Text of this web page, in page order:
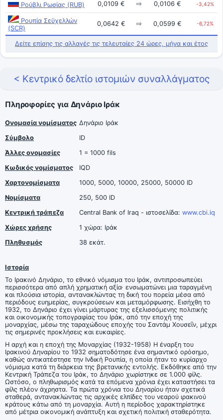
Ρούβλι Ρωσίας (RUB) 0,0109 € ⇨ 0,0106 € -3,42%
Ρουπία Σεϋχελλών
(SCR)
0,0642 € ⇨ 0,0599 € -6,72%
Δείτε επίσης τις αλλαγές τις τελευταίες 24 ώρες, μήνα και έτος
< Κεντρικό δελτίο ιστομιών συναλλάγματος
Πληροφορίες για Δηνάριο Ιράκ
Ονομασία νομίσματος Δηνάριο Ιράκ
Σύμβολο
ID
Άλλες ονομασίες
1 = 1000 fils
Κωδικός νομίσματος
IQD
Χαρτονομίσματα
1000, 5000, 10000, 25000, 50000 ID
Νομίσματα
250, 500 ID
Κεντρική τράπεζα
Central Bank of Iraq - ιστοσελίδα: www.cbi.iq
Χώρες χρήσης
1 χώρα: Ιράκ
Πληθυσμός
38 εκάτ.
Ιστορία
Το Ιρακινό Δηνάριο, το εθνικό νόμισμα του Ιράκ, αντιπροσωπεύει
περισσότερα από απλή χρηματική αξία· ενσωματώνει μια ταραγμένη
και πλούσια ιστορία, αντανακλώντας τη δική του πορεία μέσα από
περιόδους ευημερίας, συγκρούσεων και μεταμόρφωσης. Εισήχθη το
1932, το Δηνάριο έχει γίνει μάρτυρας της εξελισσόμενης πολιτικής
και οικονομικής τοπογραφίας του Ιράκ, από την εποχή της
μοναρχίας, μέσω της ταραχώδους εποχής του Σαντάμ Χουσεΐν, μέχρι
τις σημερινές προκλήσεις και ευκαιρίες.
Η αρχή και η εποχή της Μοναρχίας (1932-1958) Η έναρξη του
Ιρακινού Δηναρίου το 1932 σηματοδότησε ένα σημαντικό ορόσημο,
καθώς αντικατέστησε την Ινδική Ρουπία, η οποία ήταν το κυρίαρχο
νόμισμα κατά τη διάρκεια της βρετανικής εντολής. Εκδόθηκε από την
Κεντρική Τράπεζα του Ιράκ, το Δηνάριο χωρίστηκε σε 1.000 φίλς.
Ωστόσο, ο πληθωρισμός κατά τα επόμενα χρόνια έχει καταστήσει τα
φίλς πλέον άχρηστα. Τα πρώτα χρόνια του Δηναρίου ήταν σχετικά
σταθερά, αντανακλώντας τις αρχικές ελπίδες του νεαρού ιρακινού
κράτους κάτω από τη μοναρχία. Αυτή η περίοδος χαρακτηρίστηκε
από μέτρια οικονομική ανάπτυξη και σχετική πολιτική σταθερότητα.